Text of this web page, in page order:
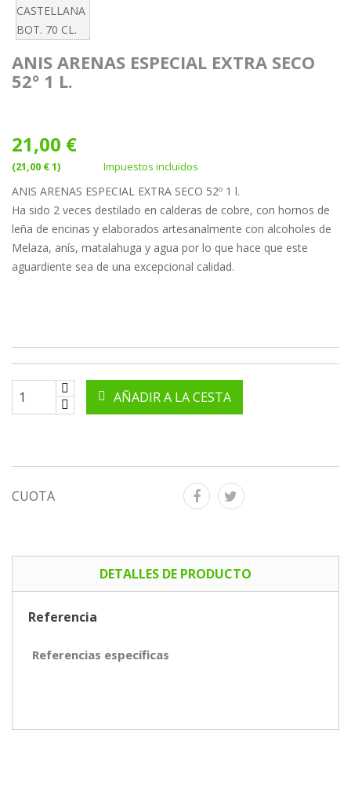
ANIS ARENAS ESPECIAL EXTRA SECO
52º 1 L.
21,00 €
(21,00 € 1) Impuestos incluidos
ANIS ARENAS ESPECIAL EXTRA SECO 52º 1 l.
Ha sido 2 veces destilado en calderas de cobre, con hornos de
leña de encinas y elaborados artesanalmente con alcoholes de
Melaza, anís, matalahuga y agua por lo que hace que este
aguardiente sea de una excepcional calidad.
AÑADIR A LA CESTA
CUOTA
DETALLES DE PRODUCTO
Referencia
Referencias específicas